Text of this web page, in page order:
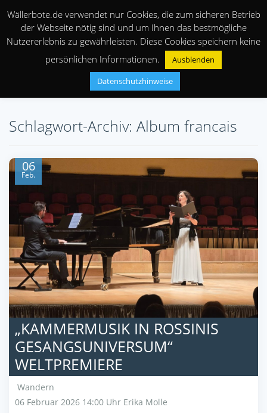
Schlagwort-Archiv: Album francais
06
Feb.
„KAMMERMUSIK IN ROSSINIS
GESANGSUNIVERSUM“
WELTPREMIERE
Wandern
06 Februar 2026 14:00 Uhr Erika Molle
Wällerbote.de verwendet nur Cookies, die zum sicheren Betrieb
der Webseite nötig sind und um Ihnen das bestmögliche
Nutzererlebnis zu gewährleisten. Diese Cookies speichern keine
persönlichen Informationen.
Ausblenden
Datenschutzhinweise